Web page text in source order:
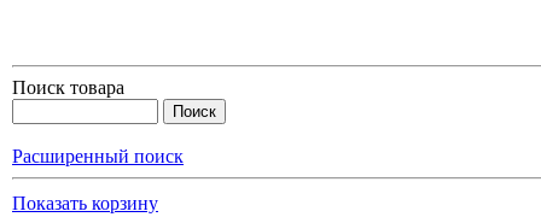
Поиск товара
Расширенный поиск
Показать корзину